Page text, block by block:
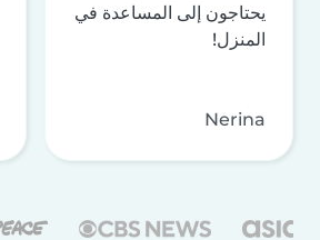
يحتاجون إلى المساعدة في
المنزل!
Nerina